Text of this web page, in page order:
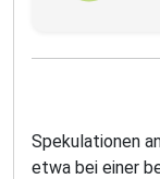
Spekulationen
etwa bei einer